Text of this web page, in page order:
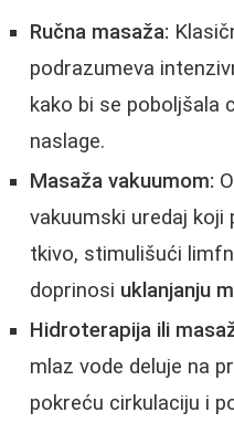
Ručna masaža:
podrazumeva
kako bi se poboljšala
naslage.
Masaža vakuumom:
vakuumski uredaj
tkivo, stimulišući
doprinosi uklanjanju
Hidroterapija ili
mlaz vode deluje na
pokreću cirkulaciju i